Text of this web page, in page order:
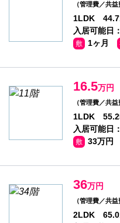
（管理費／共益
1LDK
入居可能日
敷 1ヶ月
16.5万円
（管理費／共益
1LDK
入居可能日
敷 33万円
36万円
（管理費／共益
2LDK